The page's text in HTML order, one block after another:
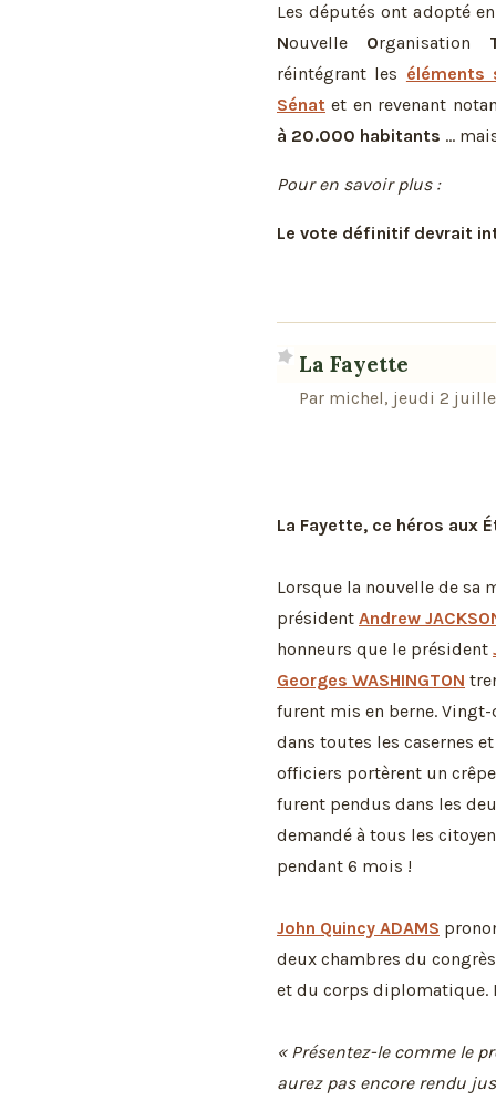
Les députés ont adopté
Nouvelle Organisation
réintégrant les éléments
Sénat et en revenant
à 20.000 habitants ...
Pour en savoir plus :
Le vote définitif devrait
La Fayette
Par michel, jeudi 2
La Fayette, ce héros aux
Lorsque la nouvelle de sa
président Andrew
honneurs que le président
Georges WASHINGTON
furent mis en berne.
dans toutes les casernes
officiers portèrent un
furent pendus dans les
demandé à tous les
pendant 6 mois !
John Quincy ADAMS
deux chambres du
et du corps diplomatique.
« Présentez-le comme le
aurez pas encore rendu